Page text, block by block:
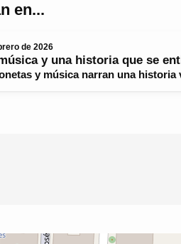
en...
de 2026
y una historia que se
y música narran una historia